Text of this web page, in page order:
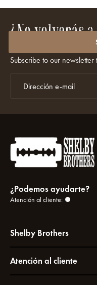
¿No volverás
promociones
Subscribe to our newsletter
¿Podemos ayudarte?
Atención al cliente:
Shelby Brothers
Atención al cliente